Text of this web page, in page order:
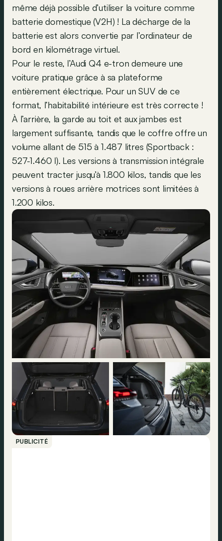
même déjà possible d’utiliser la voiture comme
batterie domestique (V2H) ! La décharge de la
batterie est alors convertie par l’ordinateur de
bord en kilométrage virtuel.
Pour le reste, l’Audi Q4 e-tron demeure une
voiture pratique grâce à sa plateforme
entièrement électrique. Pour un SUV de ce
format, l’habitabilité intérieure est très correcte !
À l’arrière, la garde au toit et aux jambes est
largement suffisante, tandis que le coffre offre un
volume allant de 515 à 1.487 litres (Sportback :
527-1.460 l). Les versions à transmission intégrale
peuvent tracter jusqu’à 1.800 kilos, tandis que les
versions à roues arrière motrices sont limitées à
1.200 kilos.
PUBLICITÉ